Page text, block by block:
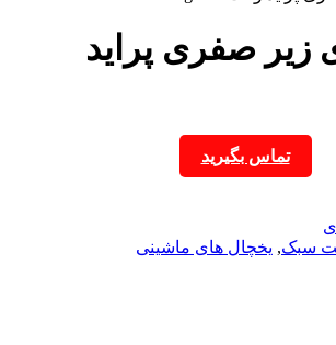
زیر صفری پراید
تماس بگیرید
سبک, یخچال های ماشینی